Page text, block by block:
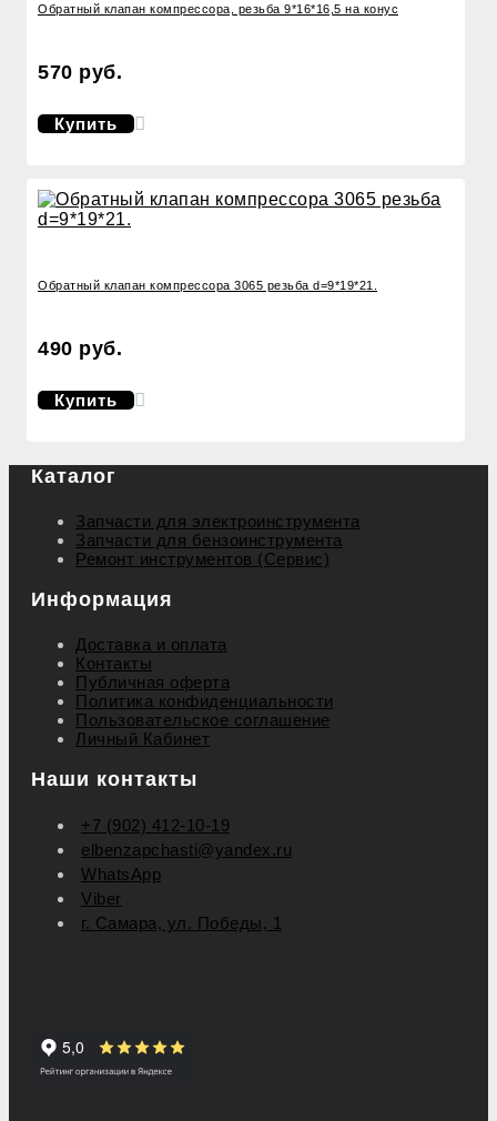
Обратный клапан компрессора, резьба 9*16*16,5 на конус
570 руб.
Купить
Обратный клапан компрессора 3065 резьба d=9*19*21.
490 руб.
Купить
Каталог
Запчасти для электроинструмента
Запчасти для бензоинструмента
Ремонт инструментов (Сервис)
Информация
Доставка и оплата
Контакты
Публичная оферта
Политика конфиденциальности
Пользовательское соглашение
Личный Кабинет
Наши контакты
+7 (902) 412-10-19
elbenzapchasti@yandex.ru
WhatsApp
Viber
г. Самара, ул. Победы, 1